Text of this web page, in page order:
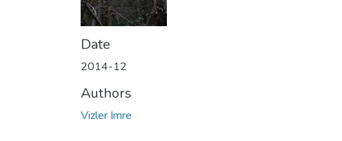
Date
2014-12
Authors
Vizler Imre